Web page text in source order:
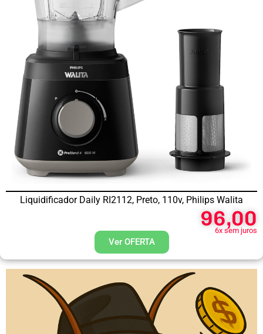
Liquidificador Daily RI2112, Preto, 110v, Philips Walita
96,00
6x sem juros
Ver OFERTA